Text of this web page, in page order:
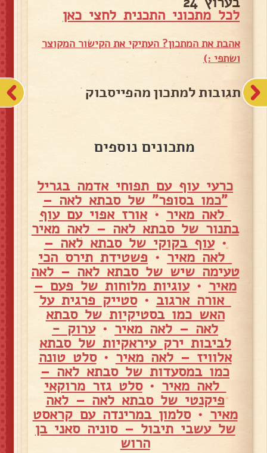
לכל מתכוני התכנית לחצי כאן
אהבת את המתכון? העתיקי את הקישור המקוצר
ושתפי :)
תגובות למתכון מהפייסבוק
מתכונים נוספים
כרעי עוף עם תפוחי אדמה בגריל
"כמו בסופר" של סבתא לאה –
לאה מאיר •אורז אפוי עם עוף
בתנור של סבתא לאה – לאה מאיר
•עוף בקוקי של סבתא לאה –
לאה מאיר • פשטידת תירס הכי
טעימה שיש של סבתא לאה – לאה
מאיר •עוגיות מלוחות של פעם –
אורה ארגוב •סטייק פרגית על
האש כמו בסטיקיות של סבתא
לאה – לאה מאיר •ערוק -
לביבות ירק עיראקיות של סבתא
אלוויז – לאה מאיר •סלט טונה
כמו במסעדות של סבתא לאה –
לאה מאיר •סלט גזר מרוקאי
פיקנטי של סבתא לאה – לאה
מאיר •סלמון במרינדה עם קראסט
של עשבי תיבול – סוניה סאני בן
הרוש